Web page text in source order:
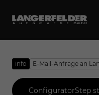
info E-Mail-Anfrage an
ConfiguratorStep